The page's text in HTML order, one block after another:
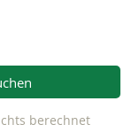
berechnet